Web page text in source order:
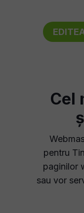
Cel
pentru
paginilor
sau vor